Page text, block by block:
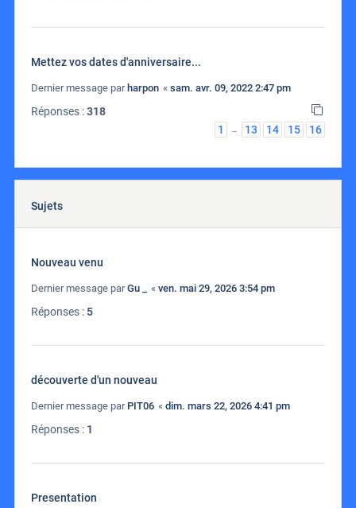
Mettez vos dates d'anniversaire...
Dernier message par harpon « sam. avr. 09, 2022 2:47 pm
Réponses :318
1
… 13 14 15 16
Sujets
Nouveau venu
Dernier message parGu _ « ven. mai 29, 2026 3:54 pm
Réponses :5
découverte d'un nouveau
Dernier message par PIT06 « dim. mars 22, 2026 4:41 pm
Réponses : 1
Presentation